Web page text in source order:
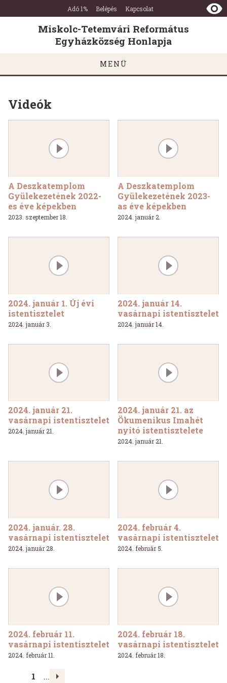
Miskolc-
Tetemvári
Református
Egyházközség
Honlapja
Ugrás a tartalomra
Ugrás a láblécre
Adó 1% Belépés Kapcsolat
Miskolc-Tetemvári Református
Egyházközség Honlapja
MENÜ
Videók
A Deszkatemplom
Gyülekezetének 2022-
es éve képekben
2023. szeptember 18.
A Deszkatemplom
Gyülekezetének 2023-
as éve képekben
2024. január 2.
2024. január 1. Új évi
istentisztelet
2024. január 3.
2024. január 14.
vasárnapi istentisztelet
2024. január 14.
2024. január 21.
vasárnapi istentisztelet
2024. január 21.
2024. január 21. az
Ökumenikus Imahét
nyitó istentisztelete
2024. január 21.
2024. január. 28.
vasárnapi istentisztelet
2024. január 28.
2024. február 4.
vasárnapi istentisztelet
2024. február 5.
2024. február 11.
vasárnapi istentisztelet
2024. február 11.
2024. február 18.
vasárnapi istentisztelet
2024. február 18.
1 ...